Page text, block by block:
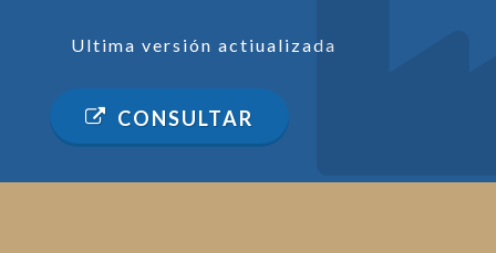
Ultima versión actiualizada
CONSULTAR